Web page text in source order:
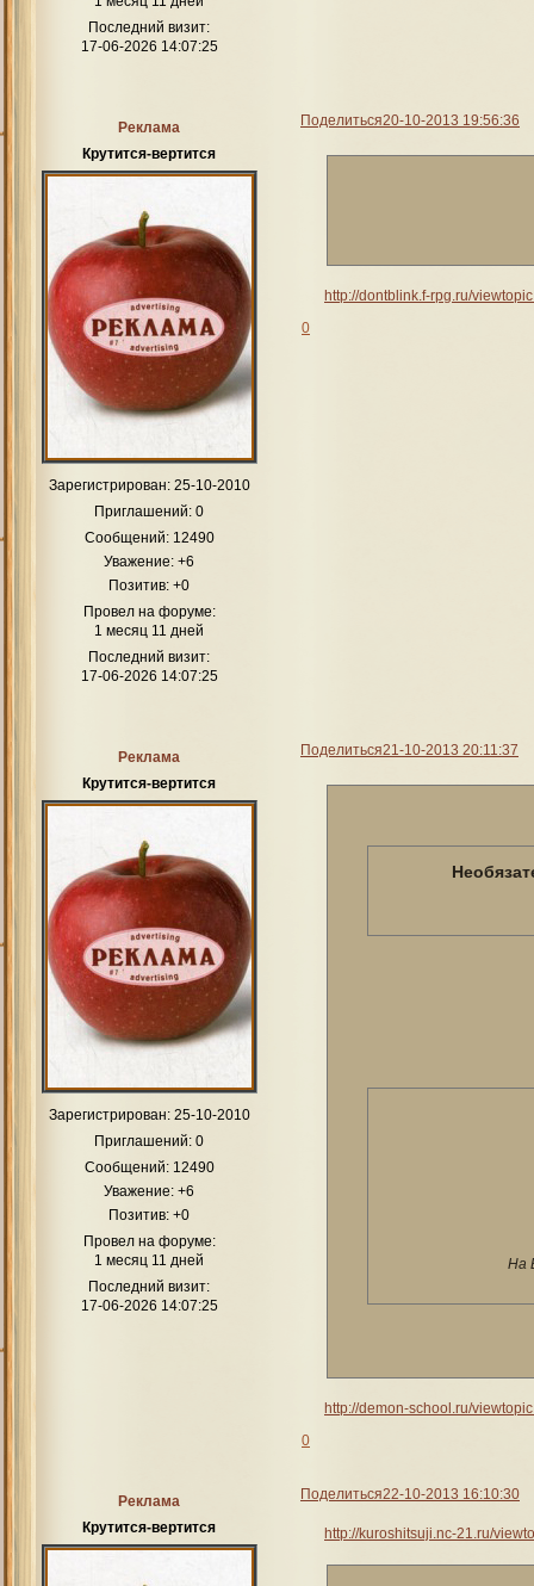
Последний визит:
17-06-2026 14:07:25
Поделиться20-10-2013 19:56:36
Реклама
Крутится-вертится
Зарегистрирован: 25-10-2010
Приглашений: 0
Сообщений:12490
Уважение: +6
Позитив: +0
Провел на форуме:
1 месяц 11 дней
Последний визит:
17-06-2026 14:07:25
http://dontblink.f-rpg.ru/
0
Поделиться21-10-2013 20:11:37
Реклама
Крутится-вертится
Зарегистрирован: 25-10-2010
Приглашений: 0
Сообщений:12490
Уважение: +6
Позитив: +0
Провел на форуме:
1 месяц 11 дней
Последний визит:
17-06-2026 14:07:25
На
http://demon-school.ru/
0
Поделиться22-10-2013 16:10:30
Реклама
Крутится-вертится
http://kuroshitsuji.nc-21.ru/